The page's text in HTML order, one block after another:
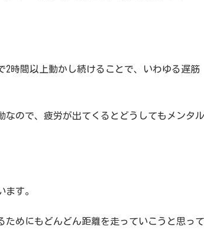
2時間以上動かし続けることで、いわゆる遅筋
ので、疲労が出てくるとどうしてもメンタル
す。
めにもどんどん距離を走っていこうと思って